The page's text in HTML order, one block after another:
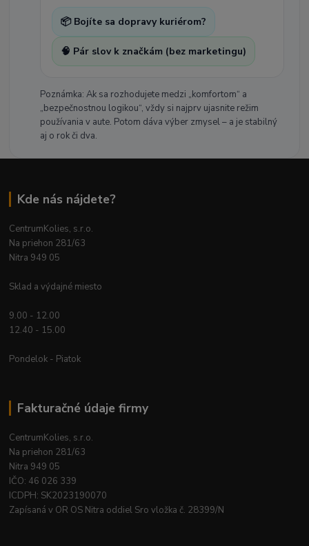
📦 Bojíte sa dopravy kuriérom?
🧠 Pár slov k značkám (bez marketingu)
Poznámka: Ak sa rozhodujete medzi „komfortom“ a
„bezpečnostnou logikou“, vždy si najprv ujasnite režim
používania v aute. Potom dáva výber zmysel – a je stabilný
aj o rok či dva.
Kde nás nájdete?
CentrumKolies, s.r.o.
Na priehon 281/63
Nitra 949 05
Sklad a výdajné miesto
9.00 - 12.00
12.40 - 15.00
Pondelok - Piatok
Fakturačné údaje firmy
CentrumKolies, s.r.o.
Na priehon 281/63
Nitra 949 05
IČO: 46 026 339
ICDPH: SK2023190070
Zapísaná v OR OS Nitra oddiel Sro vložka č. 28399/N